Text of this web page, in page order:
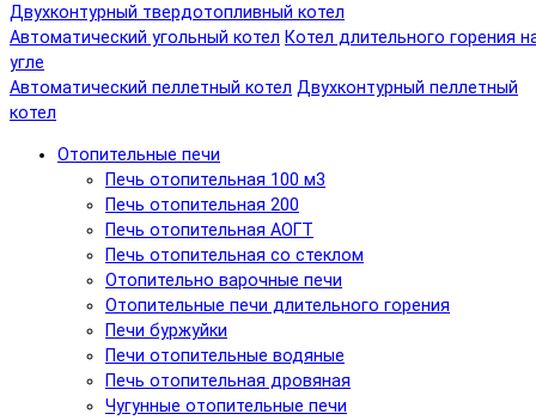
Двухконтурный твердотопливный котел
Автоматический угольный котел Котел длительного горения
угле
Автоматический пеллетный котел Двухконтурный пеллетный
котел
Отопительные печи
Печь отопительная 100 м3
Печь отопительная 200
Печь отопительная АОГТ
Печь отопительная со стеклом
Отопительно варочные печи
Отопительные печи длительного горения
Печи буржуйки
Печи отопительные водяные
Печь отопительная дровяная
Чугунные отопительные печи